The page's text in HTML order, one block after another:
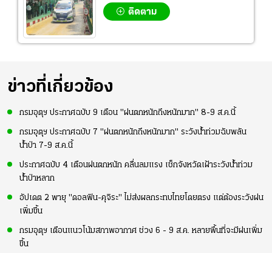
ติดตาม
ข่าวที่เกี่ยวข้อง
กรมอุตุฯ ประกาศฉบับ 9 เตือน "ฝนตกหนักถึงหนักมาก" 8-9 ส.ค.นี้
กรมอุตุฯ ประกาศฉบับ 7 "ฝนตกหนักถึงหนักมาก" ระวังน้ำท่วมฉับพลัน
น้ำป่า 7-9 ส.ค.นี้
ประกาศฉบับ 4 เตือนฝนตกหนัก คลื่นลมแรง เช็กจังหวัดเฝ้าระวังน้ำท่วม
น้ำป่าหลาก
อัปเดต 2 พายุ "ดอลฟิน-คุจิระ" ไม่ส่งผลกระทบไทยโดยตรง แต่ต้องระวังฝน
เพิ่มขึ้น
กรมอุตุฯ เตือนแนวโน้มสภาพอากาศ ช่วง 6 - 9 ส.ค. หลายพื้นที่จะมีฝนเพิ่ม
ขึ้น